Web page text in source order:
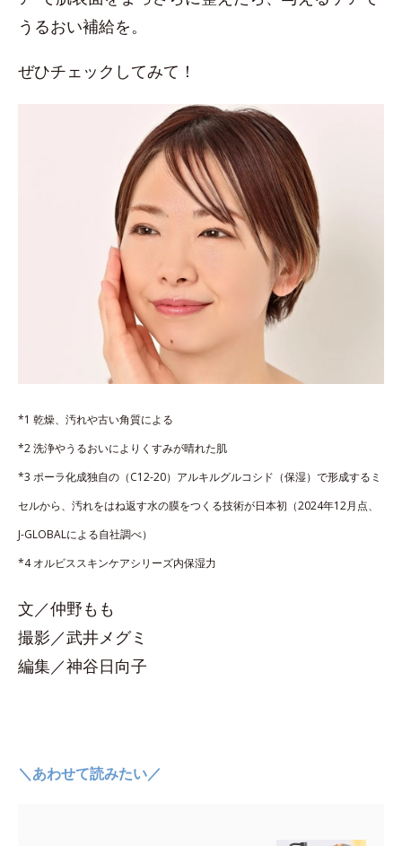
うるおい補給を。
ぜひチェックしてみて！
*1 乾燥、汚れや古い角質による
*2 洗浄やうるおいによりくすみが晴れた肌
*3 ポーラ化成独自の（C12-20）アルキルグルコシド（保湿）で形成するミ
セルから、汚れをはね返す水の膜をつくる技術が日本初（2024年12月点、
J-GLOBALによる自社調べ）
*4 オルビススキンケアシリーズ内保湿力
文／仲野もも
撮影／武井メグミ
編集／神谷日向子
＼あわせて読みたい／